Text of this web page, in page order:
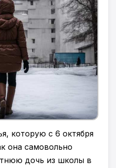
которую с 6 октября
она самовольно
дочь из школы в